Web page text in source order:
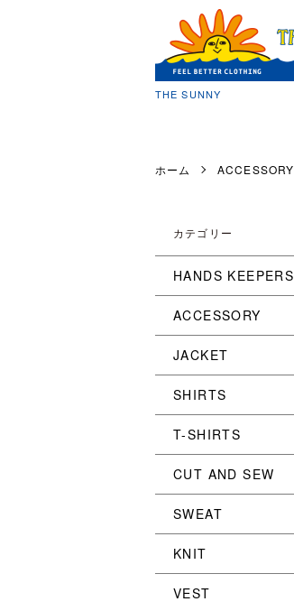
THE SUNNY
ホーム ACCESSORY
カテゴリー
HANDS KEEPERS
ACCESSORY
JACKET
SHIRTS
T-SHIRTS
CUT AND SEW
SWEAT
KNIT
VEST